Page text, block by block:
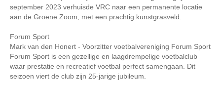
september 2023 verhuisde VRC naar een permanente locatie
aan de Groene Zoom, met een prachtig kunstgrasveld.
Forum Sport
Mark van den Honert - Voorzitter voetbalvereniging Forum Sport
Forum Sport is een gezellige en laagdrempelige voetbalclub
waar prestatie en recreatief voetbal perfect samengaan. Dit
seizoen viert de club zijn 25-jarige jubileum.